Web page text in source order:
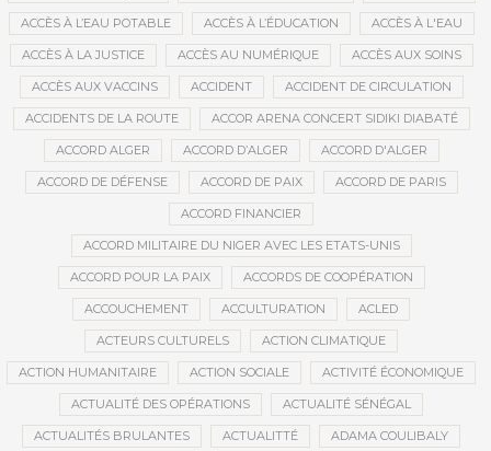
ACCÈS À L’EAU POTABLE ACCÈS À L’ÉDUCATION ACCÈS À L'EAU
ACCÈS À LA JUSTICE ACCÈS AU NUMÉRIQUE ACCÈS AUX SOINS
ACCÈS AUX VACCINS ACCIDENT ACCIDENT DE CIRCULATION
ACCIDENTS DE LA ROUTE ACCOR ARENA CONCERT SIDIKI DIABATÉ
ACCORD ALGER ACCORD D’ALGER ACCORD D'ALGER
ACCORD DE DÉFENSE ACCORD DE PAIX ACCORD DE PARIS
ACCORD FINANCIER
ACCORD MILITAIRE DU NIGER AVEC LES ETATS-UNIS
ACCORD POUR LA PAIX ACCORDS DE COOPÉRATION
ACCOUCHEMENT ACCULTURATION ACLED
ACTEURS CULTURELS ACTION CLIMATIQUE
ACTION HUMANITAIRE ACTION SOCIALE ACTIVITÉ ÉCONOMIQUE
ACTUALITÉ DES OPÉRATIONS ACTUALITÉ SÉNÉGAL
ACTUALITÉS BRULANTES ACTUALITTÉ ADAMA COULIBALY